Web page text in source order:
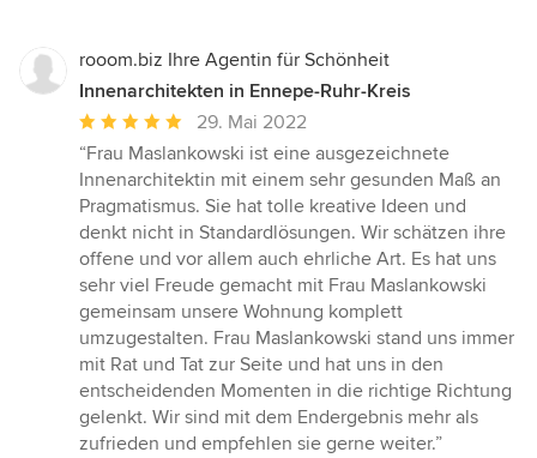
rooom.biz Ihre Agentin für Schönheit
Innenarchitekten in Ennepe-Ruhr-Kreis
Durchschnittliche
Bewertung:
5
von
5
Sternen
29. Mai 2022
“Frau Maslankowski ist eine ausgezeichnete
Innenarchitektin mit einem sehr gesunden Maß an
Pragmatismus. Sie hat tolle kreative Ideen und
denkt nicht in Standardlösungen. Wir schätzen ihre
offene und vor allem auch ehrliche Art. Es hat uns
sehr viel Freude gemacht mit Frau Maslankowski
gemeinsam unsere Wohnung komplett
umzugestalten. Frau Maslankowski stand uns immer
mit Rat und Tat zur Seite und hat uns in den
entscheidenden Momenten in die richtige Richtung
gelenkt. Wir sind mit dem Endergebnis mehr als
zufrieden und empfehlen sie gerne weiter.”